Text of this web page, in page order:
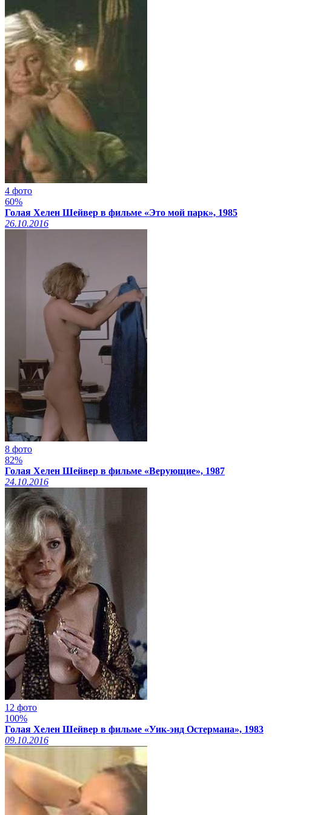
4 фото
60%
Голая Хелен Шейвер в фильме «Это мой парк», 1985
26.10.2016
8 фото
82%
Голая Хелен Шейвер в фильме «Верующие», 1987
24.10.2016
12 фото
100%
Голая Хелен Шейвер в фильме «Уик-энд Остермана», 1983
09.10.2016